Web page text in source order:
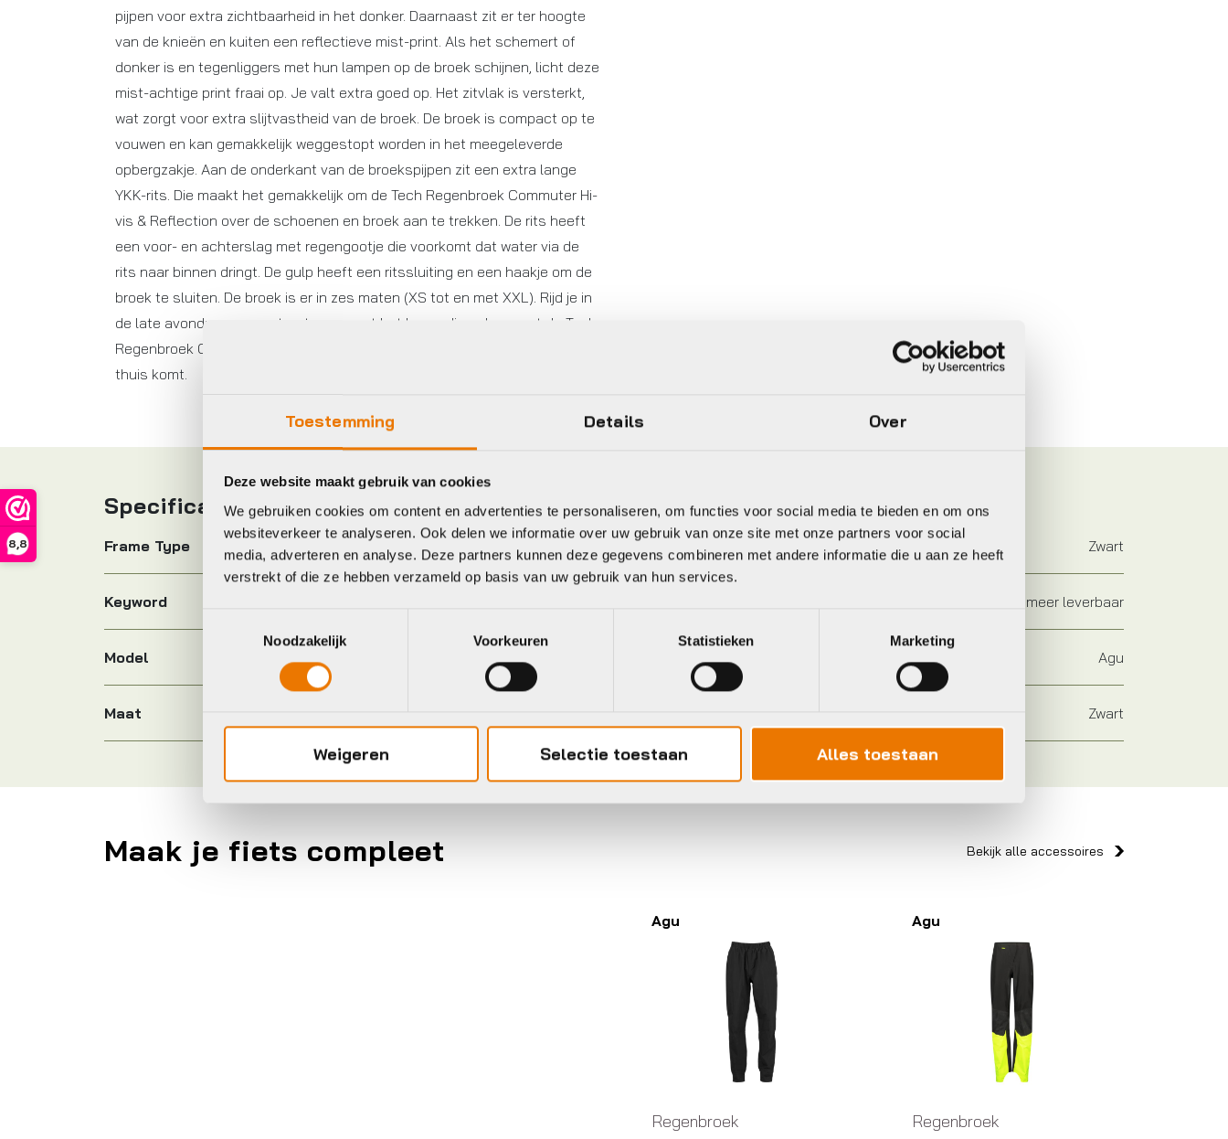
Toestemming Details Over
Deze website maakt gebruik van cookies
We gebruiken cookies om content en advertenties te personaliseren, om functies voor social media te bieden en om ons
websiteverkeer te analyseren. Ook delen we informatie over uw gebruik van onze site met onze partners voor social
media, adverteren en analyse. Deze partners kunnen deze gegevens combineren met andere informatie die u aan ze heeft
verstrekt of die ze hebben verzameld op basis van uw gebruik van hun services.
Noodzakelijk
Voorkeuren Statistieken Marketing
Weigeren Selectie toestaan Alles toestaan
8,8
pijpen voor extra zichtbaarheid in het donker. Daarnaast zit er ter hoogte
van de knieën en kuiten een reflectieve mist-print. Als het schemert of
donker is en tegenliggers met hun lampen op de broek schijnen, licht deze
mist-achtige print fraai op. Je valt extra goed op. Het zitvlak is versterkt,
wat zorgt voor extra slijtvastheid van de broek. De broek is compact op te
vouwen en kan gemakkelijk weggestopt worden in het meegeleverde
opbergzakje. Aan de onderkant van de broekspijpen zit een extra lange
YKK-rits. Die maakt het gemakkelijk om de Tech Regenbroek Commuter Hi-
vis & Reflection over de schoenen en broek aan te trekken. De rits heeft
een voor- en achterslag met regengootje die voorkomt dat water via de
rits naar binnen dringt. De gulp heeft een ritssluiting en een haakje om de
broek te sluiten. De broek is er in zes maten (XS tot en met XXL). Rijd je in
de late avonduren over straat en regent het bovendien, dan zorgt de Tech
Regenbroek Commuter Hi-vis & Reflection ervoor dat je veilig en droog
thuis komt.
Specificaties
Frame Type Dames Hoofdkleur Zwart
Keyword Niet meer leverbaar
Model Agu
Maat Zwart
Maak je fiets compleet Bekijk alle accessoires
Agu
Regenbroek
Agu
Regenbroek